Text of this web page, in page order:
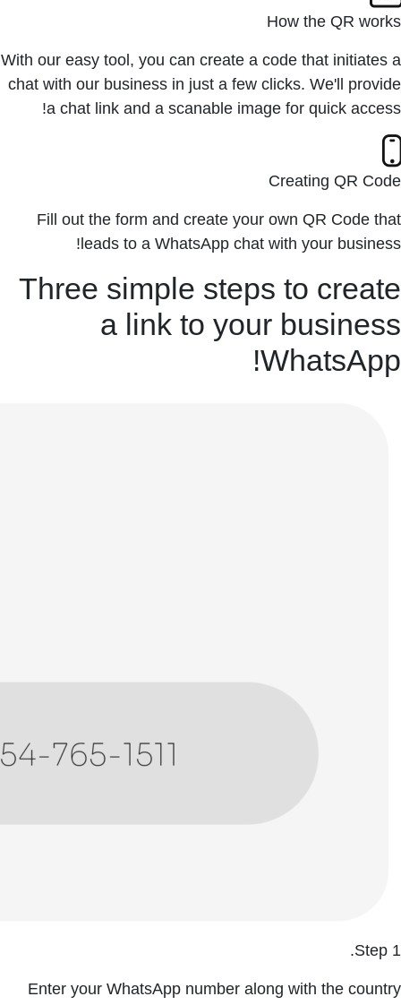
How the QR works
With our easy tool, you can create a code that initiates a
chat with our business in just a few clicks. We'll provide
a chat link and a scanable image for quick access!
Creating QR Code
Fill out the form and create your own QR Code that
leads to a WhatsApp chat with your business!
Three simple steps to create
a link to your business
WhatsApp!
Step 1.
Enter your WhatsApp number along with the country